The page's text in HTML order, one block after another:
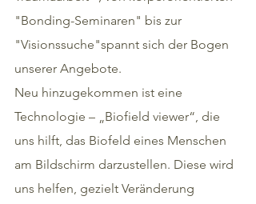
"Bonding-Seminaren" bis zur
"Visionssuche"spannt sich der Bogen
unserer Angebote.
Neu hinzugekommen ist eine
Technologie – „Biofield viewer“, die
uns hilft, das Biofeld eines Menschen
am Bildschirm darzustellen. Diese wird
uns helfen, gezielt Veränderung